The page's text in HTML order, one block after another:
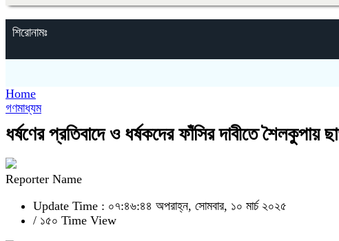
শিরোনামঃ
Home
গণমাধ্যম
ধর্ষণের প্রতিবাদে ও ধর্ষকদের ফাঁসির দাবীতে শৈলকুপায়
Reporter Name
Update Time : ০৭:৪৬:৪৪ অপরাহ্ন, সোমবার, ১০ মার্চ ২০২৫
/ ১৫০ Time View